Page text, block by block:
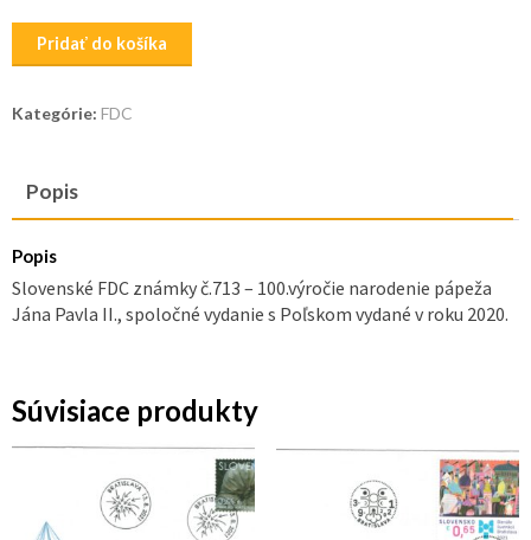
množstvo
FDC
Pavol
rok
2020
Pridať do košíka
Kategórie: FDC
Popis
Popis
Slovenské FDC známky č.713 – 100.výročie narodenie pápeža
Jána Pavla II., spoločné vydanie s Poľskom vydané v roku 2020.
Súvisiace produkty